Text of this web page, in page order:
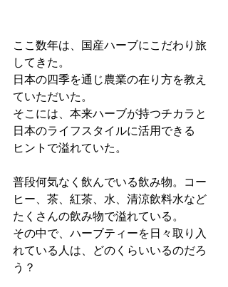
ここ数年は、国産ハーブにこだわり旅
してきた。
日本の四季を通じ農業の在り方を教え
ていただいた。
そこには、本来ハーブが持つチカラと
日本のライフスタイルに活用できる
ヒントで溢れていた。
⁡普段何気なく飲んでいる飲み物。コー
ヒー、茶、紅茶、水、清涼飲料水など
たくさんの飲み物で溢れている。
その中で、ハーブティーを日々取り入
れている人は、どのくらいいるのだろ
う？